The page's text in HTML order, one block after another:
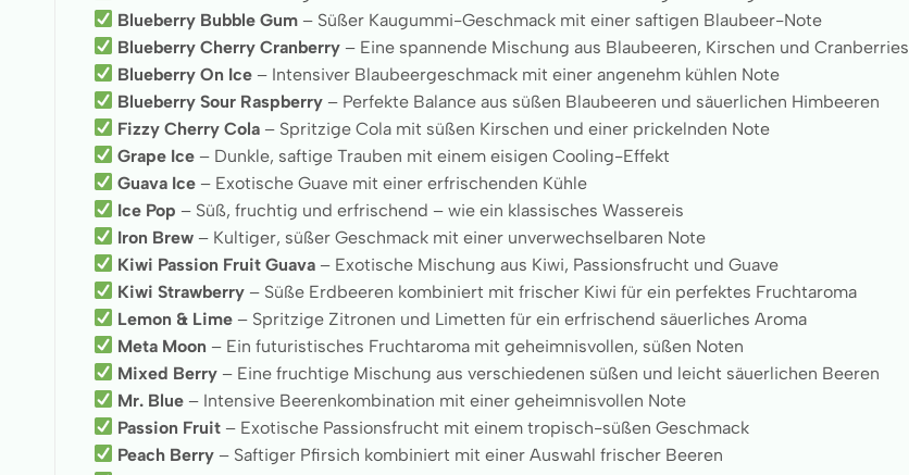
Blueberry Bubble Gum – Süßer Kaugummi-Geschmack mit einer saftigen Blaubeer-Note
Blueberry Cherry Cranberry – Eine spannende Mischung aus Blaubeeren, Kirschen und Cranberries
Blueberry On Ice – Intensiver Blaubeergeschmack mit einer angenehm kühlen Note
Blueberry Sour Raspberry – Perfekte Balance aus süßen Blaubeeren und säuerlichen Himbeeren
Fizzy Cherry Cola – Spritzige Cola mit süßen Kirschen und einer prickelnden Note
Grape Ice – Dunkle, saftige Trauben mit einem eisigen Cooling-Effekt
Guava Ice – Exotische Guave mit einer erfrischenden Kühle
Ice Pop – Süß, fruchtig und erfrischend – wie ein klassisches Wassereis
Iron Brew – Kultiger, süßer Geschmack mit einer unverwechselbaren Note
Kiwi Passion Fruit Guava – Exotische Mischung aus Kiwi, Passionsfrucht und Guave
Kiwi Strawberry – Süße Erdbeeren kombiniert mit frischer Kiwi für ein perfektes Fruchtaroma
Lemon & Lime – Spritzige Zitronen und Limetten für ein erfrischend säuerliches Aroma
Meta Moon – Ein futuristisches Fruchtaroma mit geheimnisvollen, süßen Noten
Mixed Berry – Eine fruchtige Mischung aus verschiedenen süßen und leicht säuerlichen Beeren
Mr. Blue – Intensive Beerenkombination mit einer geheimnisvollen Note
Passion Fruit – Exotische Passionsfrucht mit einem tropisch-süßen Geschmack
Peach Berry – Saftiger Pfirsich kombiniert mit einer Auswahl frischer Beeren